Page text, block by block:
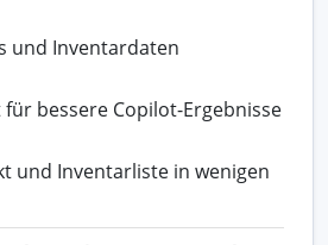
und Inventardaten
bessere Copilot-Ergebnisse
und Inventarliste in wenigen